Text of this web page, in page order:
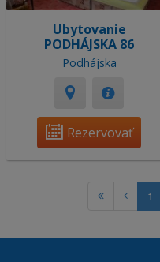
Ubytovanie
PODHÁJSKA 86
Podhájska
Rezervovať
1